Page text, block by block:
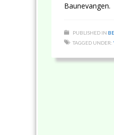
Baunevangen.
PUBLISHED IN
TAGGED UNDER: